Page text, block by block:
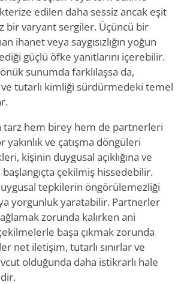
edilen daha sessiz ancak eşit
bir varyant sergiler. Üçüncü bir
ihanet veya saygısızlığın yoğun
güçlü öfke yanıtlarını içerebilir.
sunumda farklılaşsa da,
ve tutarlı kimliği sürdürmedeki temel
tarz hem birey hem de partnerleri
ve çatışma döngüleri
kişinin duygusal açıklığına ve
başlangıçta çekilmiş hissedebilir.
tepkilerin öngörülemezliği
yorgunluk yaratabilir. Partnerler
zorunda kalırken ani
başa çıkmak zorunda
net iletişim, tutarlı sınırlar ve
olduğunda daha istikrarlı hale